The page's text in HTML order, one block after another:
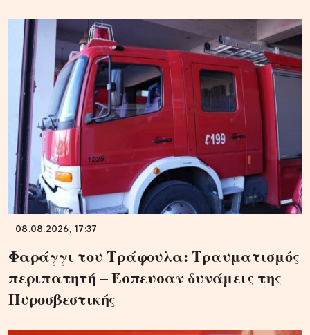
08.08.2026, 17:37
Φαράγγι του Τράφουλα: Τραυματισμός
περιπατητή – Έσπευσαν δυνάμεις της
Πυροσβεστικής